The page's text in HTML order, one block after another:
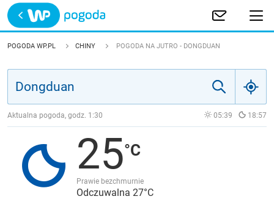
Trwa ładowanie
POLSKA
JAKOŚĆ POWIETRZA
POGODA WP.PL CHINY POGODA NA JUTRO - DONGDUAN
Aktualna pogoda, godz. 1:30 05:39 18:57
25
Prawie bezchmurnie
Odczuwalna 27°C